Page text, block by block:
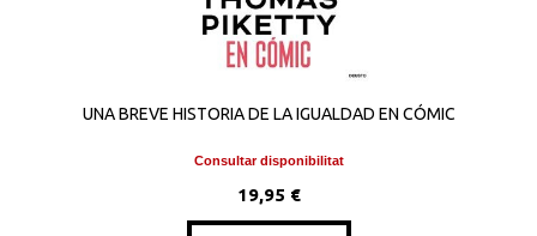
UNA BREVE HISTORIA DE LA IGUALDAD EN CÓMIC
Consultar disponibilitat
19,95 €